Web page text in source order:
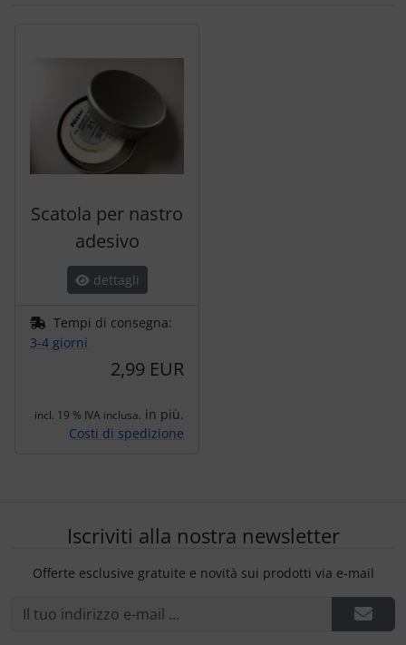
Scatola per nastro
adesivo
dettagli
Tempi di consegna:
3-4 giorni
2,99 EUR
incl. 19 % IVA inclusa. in più.
Costi di spedizione
Iscriviti alla nostra newsletter
Offerte esclusive gratuite e novità sui prodotti via e-mail